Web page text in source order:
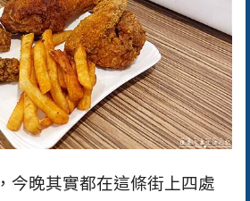
，今晚其實都在這條街上四處